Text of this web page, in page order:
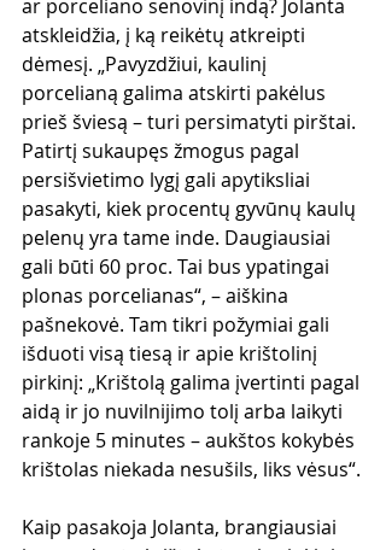
ar porceliano senovinį indą? Jolanta
atskleidžia, į ką reikėtų atkreipti
dėmesį. „Pavyzdžiui, kaulinį
porcelianą galima atskirti pakėlus
prieš šviesą – turi persimatyti pirštai.
Patirtį sukaupęs žmogus pagal
persišvietimo lygį gali apytiksliai
pasakyti, kiek procentų gyvūnų kaulų
pelenų yra tame inde. Daugiausiai
gali būti 60 proc. Tai bus ypatingai
plonas porcelianas“, – aiškina
pašnekovė. Tam tikri požymiai gali
išduoti visą tiesą ir apie krištolinį
pirkinį: „Krištolą galima įvertinti pagal
aidą ir jo nuvilnijimo tolį arba laikyti
rankoje 5 minutes – aukštos kokybės
krištolas niekada nesušils, liks vėsus“.
Kaip pasakoja Jolanta, brangiausiai